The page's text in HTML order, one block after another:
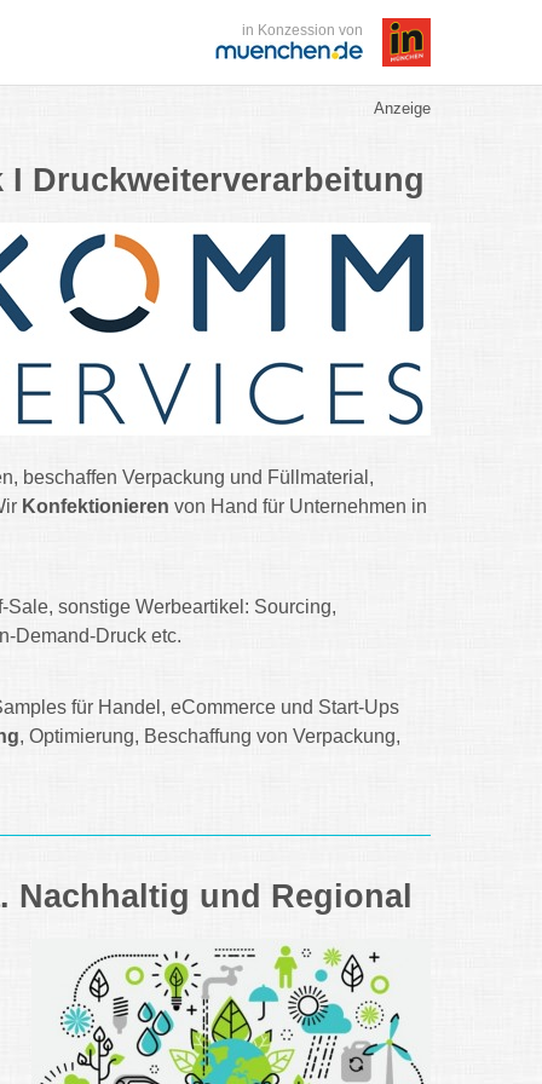
in Konzession von
Anzeige
Druckweiterverarbeitung
beschaffen Verpackung und Füllmaterial,
Konfektionieren von Hand für Unternehmen in
sonstige Werbeartikel: Sourcing,
Demand-Druck etc.
für Handel, eCommerce und Start-Ups
, Optimierung, Beschaffung von Verpackung,
Nachhaltig und Regional